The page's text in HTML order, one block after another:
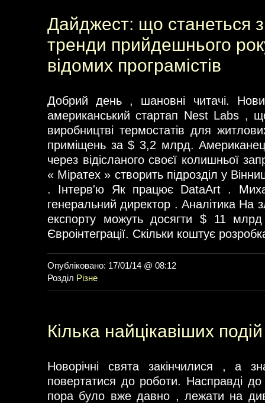
Дайджест: що станеться з
тренди прийдешнього
відомих програмістів
Добрий день , шановні читачі.
американський стартап Nest Labs ,
виробництві термостатів для
приміщень за $ 3,2 млрд.
через відісланого своєї колишньої
« Міратех » створить підрозділ у
. Інтерв'ю Як працює DataArt .
генеральний директор . Аналітика На
експорту можуть досягти $ 11 млрд
Євроінтеграції. Скільки коштує
Опубліковано: 17/01/14 @ 08:12
Розділ Різне
Кілька найцікавіших
Новорічні свята закінчилися , а
повертатися до роботи. Насправді
пора було вже давно , лежати на